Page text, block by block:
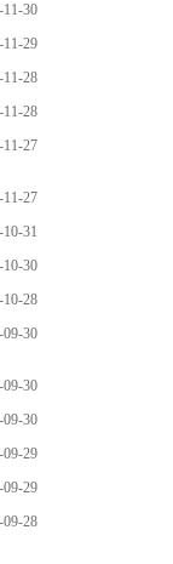
11-30
11-29
11-28
11-28
11-27
11-27
10-31
10-30
10-28
09-30
09-30
09-30
09-29
09-29
09-28